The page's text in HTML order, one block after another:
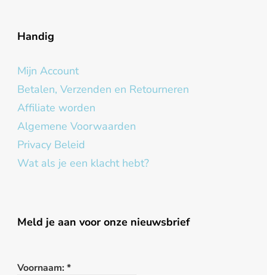
Handig
Mijn Account
Betalen, Verzenden en Retourneren
Affiliate worden
Algemene Voorwaarden
Privacy Beleid
Wat als je een klacht hebt?
Meld je aan voor onze nieuwsbrief
Voornaam: *